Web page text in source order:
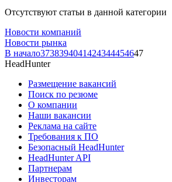
Отсутствуют статьи в данной категории
Новости компаний
Новости рынка
В начало3738394041424344454647
HeadHunter
Размещение вакансий
Поиск по резюме
О компании
Наши вакансии
Реклама на сайте
Требования к ПО
Безопасный HeadHunter
HeadHunter API
Партнерам
Инвесторам